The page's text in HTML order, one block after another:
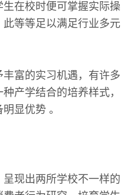
在校时便可掌握实际操
等等足以满足行业多元
富的实习机遇，有许多
产学结合的培养样式，
显优势 。
现出两所学校不一样的